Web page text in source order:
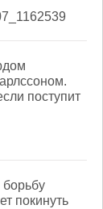
поступит
борьбу
покинуть